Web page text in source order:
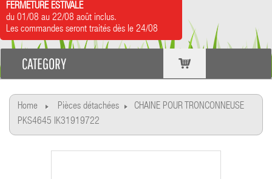
FERMETURE ESTIVALE
du 01/08 au 22/08 août inclus.
Les commandes seront traités dès le 24/08
CATEGORY
Home Pièces détachées
CHAINE POUR TRONCONNEUSE
PKS4645 IK31919722